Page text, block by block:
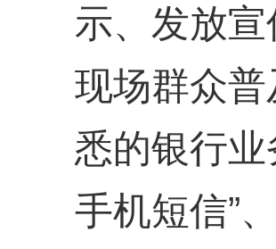
示、发放
现场群众
悉的银行业
手机短信”